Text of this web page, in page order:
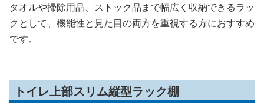
タオルや掃除用品、ストック品まで幅広く収納できるラッ
クとして、機能性と見た目の両方を重視する方におすすめ
です。
トイレ上部スリム縦型ラック棚